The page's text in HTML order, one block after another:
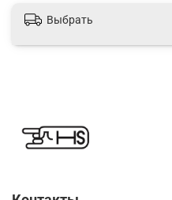
Выбрать